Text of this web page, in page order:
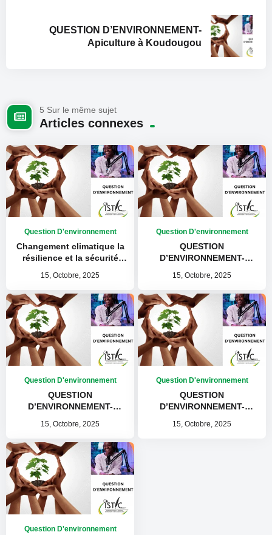
QUESTION D’ENVIRONNEMENT-
Apiculture à Koudougou
5 Sur le même sujet
Articles connexes
Question D'environnement
Changement climatique la
résilience et la sécurité
LEA
15, Octobre, 2025
Question D'environnement
QUESTION
D’ENVIRONNEMENT-
15, Octobre, 2025
Question D'environnement
QUESTION
D’ENVIRONNEMENT-
ZINIARE
15, Octobre, 2025
Question D'environnement
QUESTION
D’ENVIRONNEMENT-
PESTICIDES à Koudougou
15, Octobre, 2025
Question D'environnement